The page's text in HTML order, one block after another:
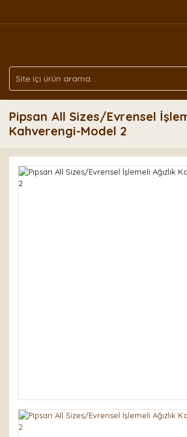
Pipsan All Sizes/Evrensel
Kahverengi-Model 2